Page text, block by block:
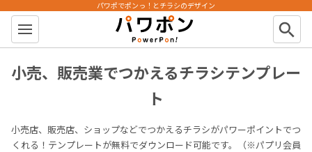
パワポン
パワポでポンっ！とチラシのデザイン
search
小売、販売業でつかえるチラシテンプレー
ト
小売店、販売店、ショップなどでつかえるチラシがパワーポイントでつ
くれる！テンプレートが無料でダウンロード可能です。（※パプリ会員